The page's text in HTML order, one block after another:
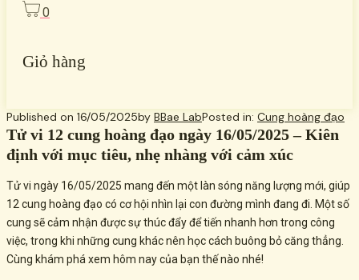
0
Giỏ hàng
Published on 16/05/2025by BBae LabPosted in: Cung hoàng đạo
Tử vi 12 cung hoàng đạo ngày 16/05/2025 – Kiên
định với mục tiêu, nhẹ nhàng với cảm xúc
Tử vi ngày 16/05/2025 mang đến một làn sóng năng lượng mới, giúp
12 cung hoàng đạo có cơ hội nhìn lại con đường mình đang đi. Một số
cung sẽ cảm nhận được sự thúc đẩy để tiến nhanh hơn trong công
việc, trong khi những cung khác nên học cách buông bỏ căng thẳng.
Cùng khám phá xem hôm nay của bạn thế nào nhé!